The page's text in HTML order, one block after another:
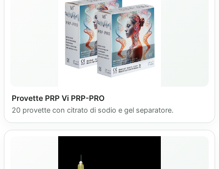
Provette PRP Vi PRP-PRO
20 provette con citrato di sodio e gel separatore.